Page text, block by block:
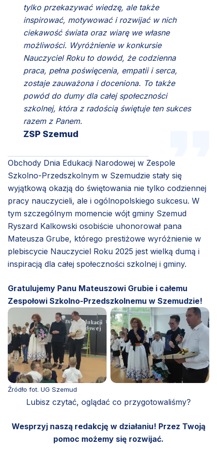
tylko przekazywać wiedzę, ale także
inspirować, motywować i rozwijać w nich
ciekawość świata oraz wiarę we własne
możliwości. Wyróżnienie w konkursie
Nauczyciel Roku to dowód, że codzienna
praca, pełna poświęcenia, empatii i serca,
zostaje zauważona i doceniona. To także
powód do dumy dla całej społeczności
szkolnej, która z radością świętuje ten sukces
razem z Panem.
ZSP Szemud
Obchody Dnia Edukacji Narodowej w Zespole
Szkolno-Przedszkolnym w Szemudzie stały się
wyjątkową okazją do świętowania nie tylko codziennej
pracy nauczycieli, ale i ogólnopolskiego sukcesu. W
tym szczególnym momencie wójt gminy Szemud
Ryszard Kalkowski osobiście uhonorował pana
Mateusza Grube, którego prestiżowe wyróżnienie w
plebiscycie Nauczyciel Roku 2025 jest wielką dumą i
inspiracją dla całej społeczności szkolnej i gminy.
Gratulujemy Panu Mateuszowi Grubie i całemu
Zespołowi Szkolno-Przedszkolnemu w Szemudzie!
Źródło fot. UG Szemud
Lubisz czytać, oglądać co przygotowaliśmy?
Wesprzyj naszą redakcję w działaniu! Przez Twoją
pomoc możemy się rozwijać.